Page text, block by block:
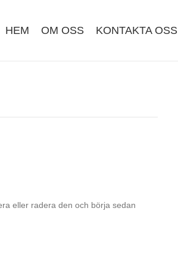
HEM OM OSS KONTAKTA OSS
eller radera den och börja sedan